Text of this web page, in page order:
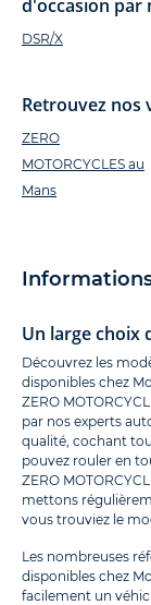
d'occasion par
DSR/X
Retrouvez nos
ZERO
MOTORCYCLES au
Mans
Un large choix
Découvrez les
disponibles chez
ZERO
par nos experts
qualité, cochant
pouvez rouler en
ZERO
mettons
vous trouviez le
Les nombreuses
disponibles chez
facilement un